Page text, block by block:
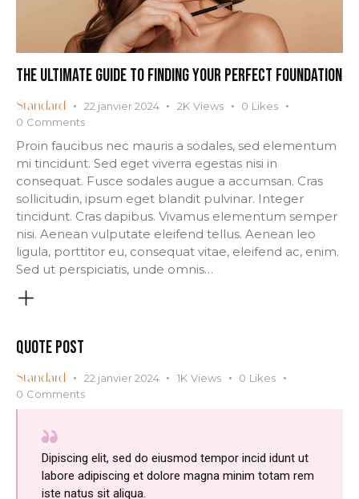
THE ULTIMATE GUIDE TO FINDING YOUR PERFECT FOUNDATION
Standard 22 janvier 2024 2K Views 0 Likes
0 Comments
Proin faucibus nec mauris a sodales, sed elementum
mi tincidunt. Sed eget viverra egestas nisi in
consequat. Fusce sodales augue a accumsan. Cras
sollicitudin, ipsum eget blandit pulvinar. Integer
tincidunt. Cras dapibus. Vivamus elementum semper
nisi. Aenean vulputate eleifend tellus. Aenean leo
ligula, porttitor eu, consequat vitae, eleifend ac, enim.
Sed ut perspiciatis, unde omnis…
QUOTE POST
Standard 22 janvier 2024 1K Views 0 Likes
0 Comments
Dipiscing elit, sed do eiusmod tempor incid idunt ut
labore adipiscing et dolore magna minim totam rem
iste natus sit aliqua.